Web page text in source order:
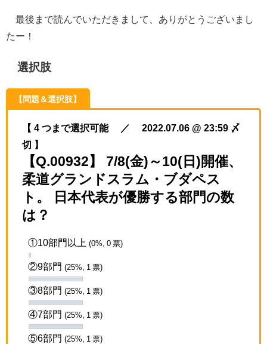
最後まで読んでいただきまして、ありがとうございまし
たー！
選択肢
【問題＆選択肢】
【 4 つまで選択可能 ／ 2022.07.06 @ 23:59 〆
切 】
【Q.00932】 7/8(金)～10(日)開催、
柔道グランドスラム・ブダペス
ト。 日本代表が優勝する部門の数
は？
①10部門以上 (0%, 0 票)
②9部門 (25%, 1 票)
③8部門 (25%, 1 票)
④7部門 (25%, 1 票)
⑤6部門 (25%, 1 票)